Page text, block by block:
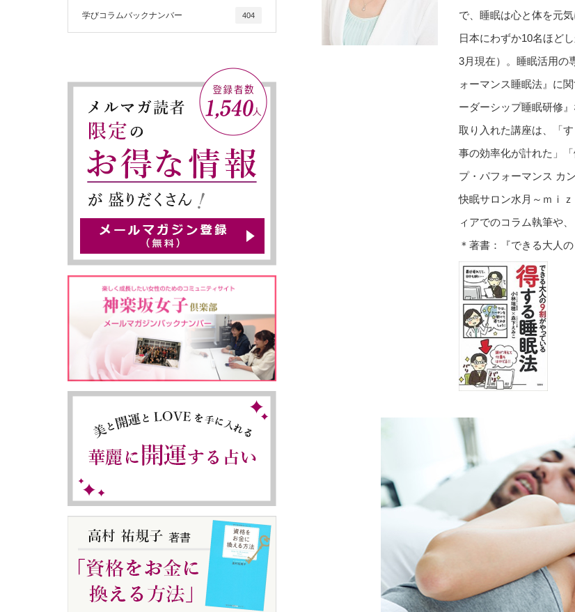
で、睡眠は心と体を元
日本にわずか10名ほど
3月現在）。睡眠活用の
ォーマンス睡眠法』に
ーダーシップ睡眠研修
取り入れた講座は、「
事の効率化が計れた」
プ・パフォーマンス カ
快眠サロン水月～ｍ
ィアでのコラム執筆や
＊著書：『できる大人
学びコラムバックナンバー 404